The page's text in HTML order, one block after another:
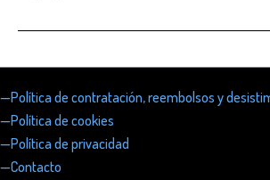
—Política de contratación, reembolsos y
—Política de cookies
—Política de privacidad
—Contacto